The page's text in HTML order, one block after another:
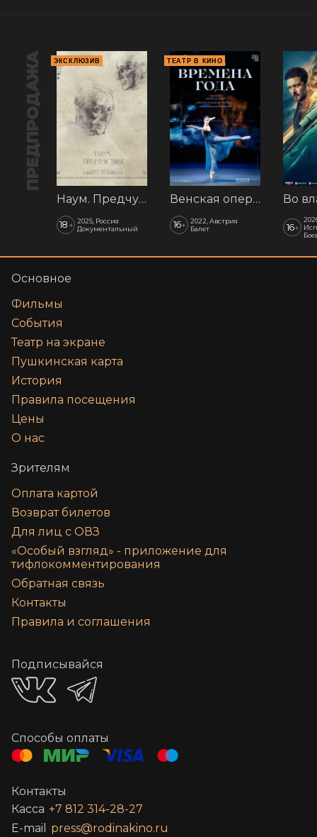
ПРЕДПРОДАЖА ЭКСКЛЮЗИВ
Наум. Предчувствия
18 + 2025, Россия
Документальный
ТЕАТР В КИНО
Венская опера: Времена года
16+
2022, Австрия
Балет
16+
Основное
Фильмы
События
Театр на экране
Пушкинская карта
История
Правила посещения
Цены
О нас
Зрителям
Оплата картой
Возврат билетов
Для лиц с ОВЗ
«‎Особый взгляд» - приложение для
тифлокомментирования
Обратная связь
Контакты
Правила и соглашения
Подписывайся
Способы оплаты
Контакты
Касса +7 812 314-28-27
E-mail
press@rodinakino.ru